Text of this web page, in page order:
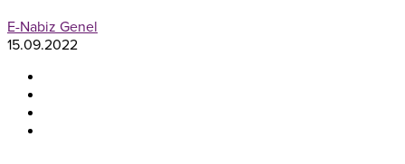
E-Nabiz Genel
15.09.2022